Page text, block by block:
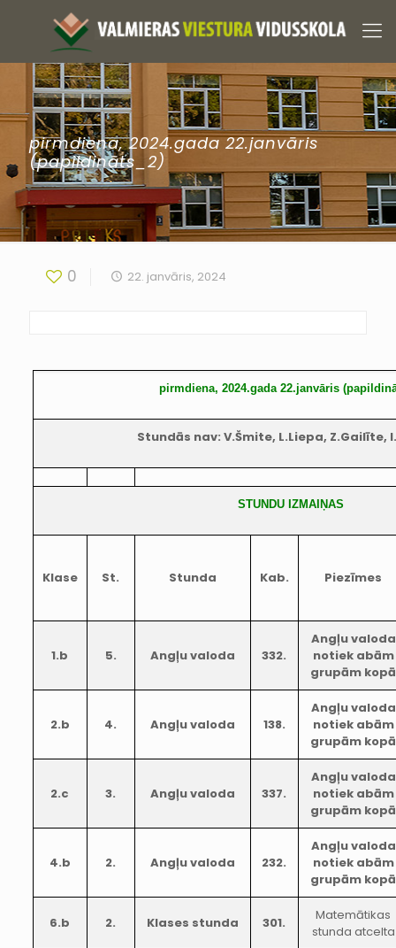
pirmdiena, 2024.gada 22.janvāris
(papildināts_2)
0 22. janvāris, 2024
pirmdiena, 2024.gada 22.janvāris
Stundās nav: V.Šmite, L.Liepa, Z.Gailīte,
STUNDU IZMAIŅAS
Klase St. Stunda Kab. Piezīmes
1.b 5. Angļu valoda 332.
Angļu valoda
notiek abām
grupām kopā
2.b 4. Angļu valoda 138.
Angļu valoda
notiek abām
grupām kopā
2.c 3. Angļu valoda 337.
Angļu valoda
notiek abām
grupām kopā
4.b 2. Angļu valoda 232.
Angļu valoda
notiek abām
grupām kopā
6.b 2. Klases stunda 301.
Matemātikas
stunda atcelta